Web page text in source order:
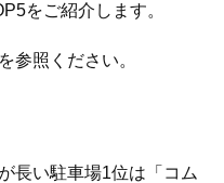
をご紹介します。
を参照ください。
長い駐車場1位は「コム